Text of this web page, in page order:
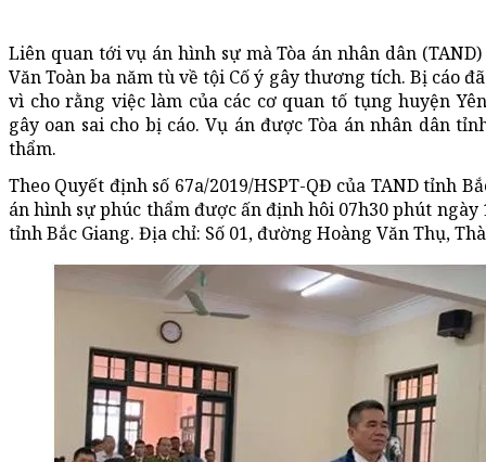
Liên quan tới vụ án hình sự mà Tòa án nhân dân
Văn Toàn ba năm tù về tội Cố ý gây thương tích. Bị cáo
vì cho rằng việc làm của các cơ quan tố tụng huyện
gây oan sai cho bị cáo. Vụ án được Tòa án nhân dân
thẩm.
Theo Quyết định số 67a/2019/HSPT-QĐ của TAND tỉnh
án hình sự phúc thẩm được ấn định hôi 07h30 phút
tỉnh Bắc Giang. Địa chỉ: Số 01, đường Hoàng Văn Thụ,